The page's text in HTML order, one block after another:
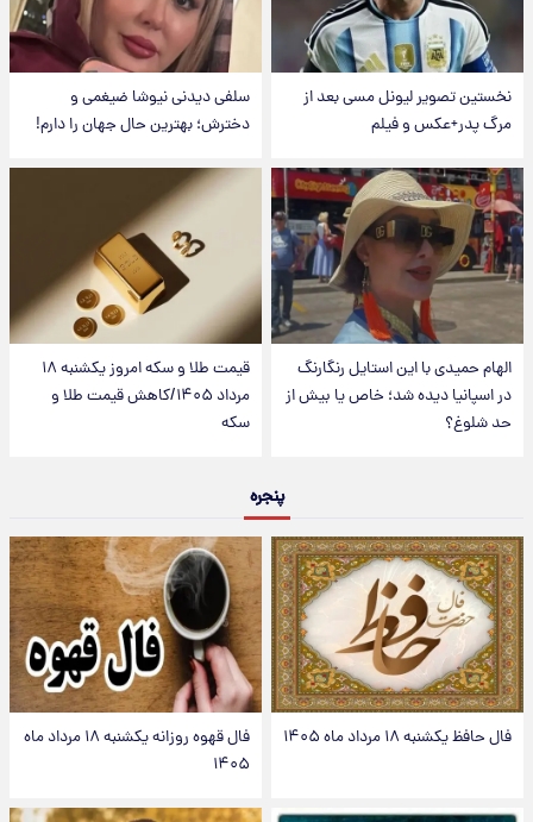
نخستین تصویر لیونل مسی بعد از
مرگ پدر+عکس و فیلم
سلفی دیدنی نیوشا ضیغمی و
دخترش؛ بهترین حال جهان را دارم!
الهام حمیدی با این استایل رنگارنگ
در اسپانیا دیده شد؛ خاص یا بیش از
حد شلوغ؟
قیمت طلا و سکه امروز یکشنبه ۱۸
مرداد ۱۴۰۵/کاهش قیمت طلا و
سکه
پنجره
فال حافظ یکشنبه ۱۸ مرداد ماه ۱۴۰۵
فال قهوه روزانه یکشنبه ۱۸ مرداد ماه
۱۴۰۵